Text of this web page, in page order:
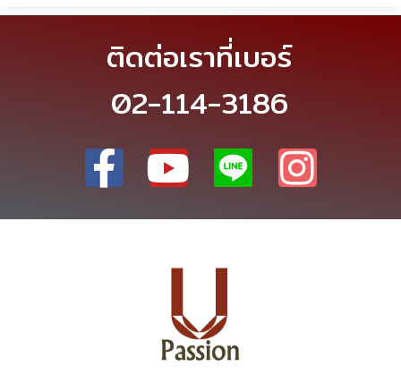
ติดต่อเราที่เบอร์
02-114-3186